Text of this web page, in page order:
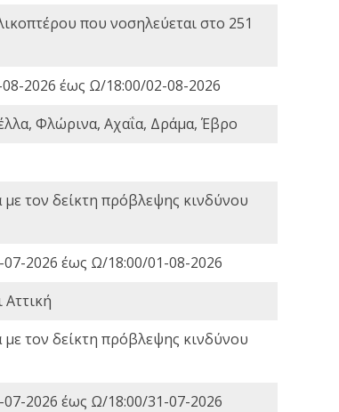
που νοσηλεύεται στο 251
2026 έως Ω/18:00/02-08-2026
Φλώρινα, Αχαΐα, Δράμα, Έβρο
τον δείκτη πρόβλεψης κινδύνου
07-2026 έως Ω/18:00/01-08-2026
τον δείκτη πρόβλεψης κινδύνου
07-2026 έως Ω/18:00/31-07-2026